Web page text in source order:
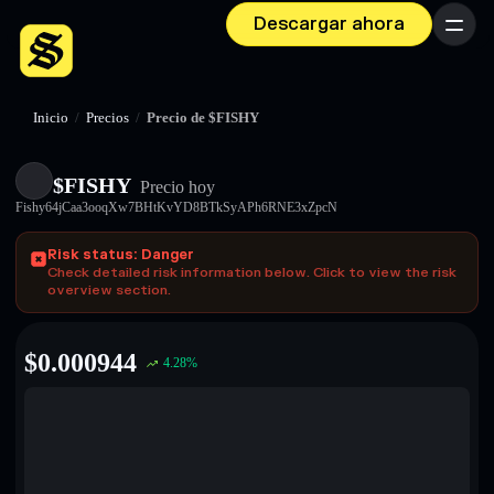
Descargar ahora Menú
Inicio / Precios / Precio de $FISHY
$FISHY Precio hoy
Fishy64jCaa3ooqXw7BHtKvYD8BTkSyAPh6RNE3xZpcN
Risk status: Danger
Check detailed risk information below. Click to view the risk
overview section.
$0.000944 4.28%